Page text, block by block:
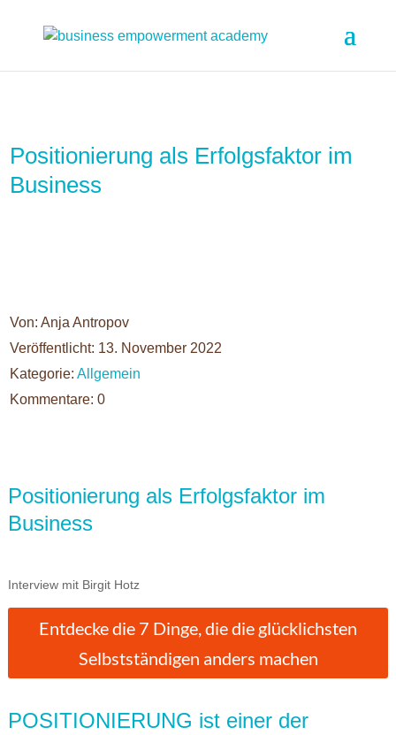
Positionierung als Erfolgsfaktor im
Business
Von: Anja Antropov
Veröffentlicht: 13. November 2022
Kategorie:Allgemein
Kommentare: 0
Positionierung als Erfolgsfaktor im
Business
Interview mit Birgit Hotz
Entdecke die 7 Dinge, die die glücklichsten
Selbstständigen anders machen
POSITIONIERUNG ist einer der